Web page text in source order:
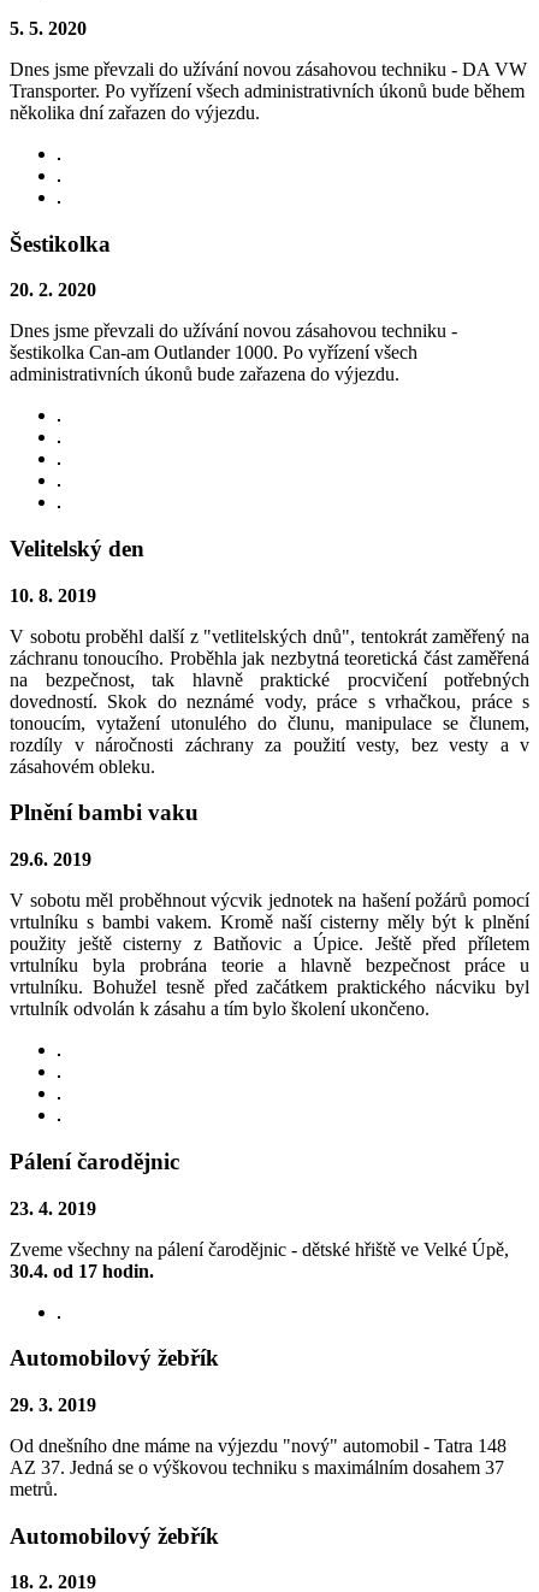
5. 5. 2020
Dnes jsme převzali do užívání novou zásahovou techniku - DA VW
Transporter. Po vyřízení všech administrativních úkonů bude během
několika dní zařazen do výjezdu.
Šestikolka
20. 2. 2020
Dnes jsme převzali do užívání novou zásahovou techniku -
šestikolka Can-am Outlander 1000. Po vyřízení všech
administrativních úkonů bude zařazena do výjezdu.
Velitelský den
10. 8. 2019
V sobotu proběhl další z "vetlitelských dnů", tentokrát zaměřený na
záchranu tonoucího. Proběhla jak nezbytná teoretická část zaměřená
na bezpečnost, tak hlavně praktické procvičení potřebných
dovedností. Skok do neznámé vody, práce s vrhačkou, práce s
tonoucím, vytažení utonulého do člunu, manipulace se člunem,
rozdíly v náročnosti záchrany za použití vesty, bez vesty a v
zásahovém obleku.
Plnění bambi vaku
29.6. 2019
V sobotu měl proběhnout výcvik jednotek na hašení požárů pomocí
vrtulníku s bambi vakem. Kromě naší cisterny měly být k plnění
použity ještě cisterny z Batňovic a Úpice. Ještě před příletem
vrtulníku byla probrána teorie a hlavně bezpečnost práce u
vrtulníku. Bohužel tesně před začátkem praktického nácviku byl
vrtulník odvolán k zásahu a tím bylo školení ukončeno.
Pálení čarodějnic
23. 4. 2019
Zveme všechny na pálení čarodějnic - dětské hřiště ve Velké Úpě,
30.4. od 17 hodin.
Automobilový žebřík
29. 3. 2019
Od dnešního dne máme na výjezdu "nový" automobil - Tatra 148
AZ 37. Jedná se o výškovou techniku s maximálním dosahem 37
metrů.
Automobilový žebřík
18. 2. 2019